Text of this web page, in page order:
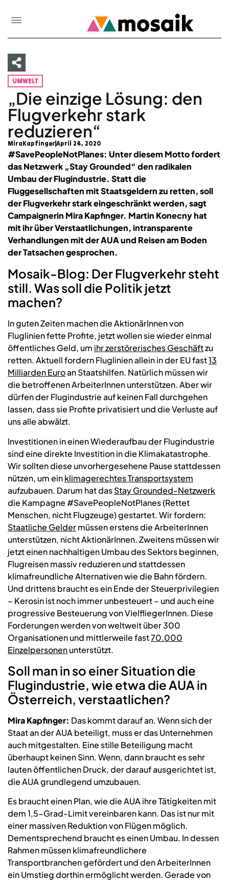
UMWELT
„Die einzige Lösung: den
Flugverkehr stark
reduzieren“
MiraKapfinger April 24, 2020
#SavePeopleNotPlanes: Unter diesem Motto fordert
das Netzwerk „Stay Grounded“ den radikalen
Umbau der Flugindustrie. Statt die
Fluggesellschaften mit Staatsgeldern zu retten, soll
der Flugverkehr stark eingeschränkt werden, sagt
Campaignerin Mira Kapfinger. Martin Konecny hat
mit ihr über Verstaatlichungen, intransparente
Verhandlungen mit der AUA und Reisen am Boden
der Tatsachen gesprochen.
Mosaik-Blog: Der Flugverkehr steht
still. Was soll die Politik jetzt
machen?
In guten Zeiten machen die AktionärInnen von
Fluglinien fette Profite, jetzt wollen sie wieder einmal
öffentliches Geld, um ihr zerstörerisches Geschäftzu
retten. Aktuell fordern Fluglinien allein in der EU fast13
Milliarden Euroan Staatshilfen. Natürlich müssen wir
die betroffenen ArbeiterInnen unterstützen. Aber wir
dürfen der Flugindustrie auf keinen Fall durchgehen
lassen, dass sie Profite privatisiert und die Verluste auf
uns alle abwälzt.
Investitionen in einen Wiederaufbau der Flugindustrie
sind eine direkte Investition in die Klimakatastrophe.
Wir sollten diese unvorhergesehene Pause stattdessen
nützen, um einklimagerechtes Transportsystem
aufzubauen. Darum hat dasStay Grounded-Netzwerk
die Kampagne #SavePeopleNotPlanes (Rettet
Menschen, nicht Flugzeuge) gestartet. Wir fordern:
Staatliche Geldermüssen erstens die ArbeiterInnen
unterstützen, nicht AktionärInnen. Zweitens müssen wir
jetzt einen nachhaltigen Umbau des Sektors beginnen,
Flugreisen massiv reduzieren und stattdessen
klimafreundliche Alternativen wie die Bahn fördern.
Und drittens braucht es ein Ende der Steuerprivilegien
– Kerosin ist noch immer unbesteuert – und auch eine
progressive Besteuerung von VielfliegerInnen. Diese
Forderungen werden von weltweit über 300
Organisationen und mittlerweile fast70.000
Einzelpersonenunterstützt.
Soll man in so einer Situation die
Flugindustrie, wie etwa die AUA in
Österreich, verstaatlichen?
Mira Kapfinger: Das kommt darauf an. Wenn sich der
Staat an der AUA beteiligt, muss er das Unternehmen
auch mitgestalten. Eine stille Beteiligung macht
überhaupt keinen Sinn. Wenn, dann braucht es sehr
lauten öffentlichen Druck, der darauf ausgerichtet ist,
die AUA grundlegend umzubauen.
Es braucht einen Plan, wie die AUA ihre Tätigkeiten mit
dem 1,5-Grad-Limit vereinbaren kann. Das ist nur mit
einer massiven Reduktion von Flügen möglich.
Dementsprechend braucht es einen Umbau. In dessen
Rahmen müssen klimafreundlichere
Transportbranchen gefördert und den ArbeiterInnen
ein Umstieg dorthin ermöglicht werden. Gerade von